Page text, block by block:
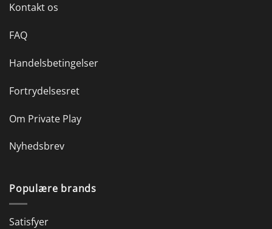
Kontakt os
FAQ
Handelsbetingelser
Fortrydelsesret
Om Private Play
Nyhedsbrev
Populære brands
Satisfyer